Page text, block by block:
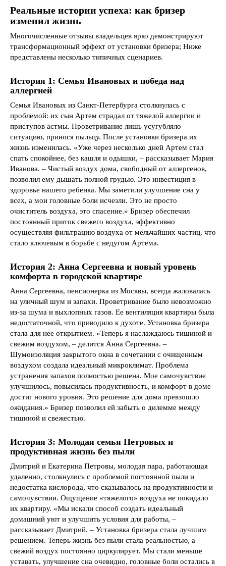
Реальные истории успеха: как бризер
изменил жизнь
Многочисленные отзывы владельцев ярко демонстрируют
трансформационный эффект от установки бризера; Ниже
представлены несколько типичных сценариев.
История 1: Семья Ивановых и победа над
аллергией
Семья Ивановых из Санкт-Петербурга столкнулась с
проблемой: их сын Артем страдал от тяжелой аллергии и
приступов астмы. Проветривание лишь усугубляло
ситуацию, принося пыльцу. После установки бризера их
жизнь изменилась. «Уже через несколько дней Артем стал
спать спокойнее, без кашля и одышки, – рассказывает Мария
Иванова. – Чистый воздух дома, свободный от аллергенов,
позволил ему дышать полной грудью. Это инвестиция в
здоровье нашего ребенка. Мы заметили улучшение сна у
всех, а мои головные боли исчезли. Это не просто
очиститель воздуха, это спасение.» Бризер обеспечил
постоянный приток свежего воздуха, эффективно
осуществляя фильтрацию воздуха от мельчайших частиц, что
стало ключевым в борьбе с недугом Артема.
История 2: Анна Сергеевна и новый уровень
комфорта в городской квартире
Анна Сергеевна, пенсионерка из Москвы, всегда жаловалась
на уличный шум и запахи. Проветривание было невозможно
из-за шума и выхлопных газов. Ее вентиляция квартиры была
недостаточной, что приводило к духоте. Установка бризера
стала для нее открытием. «Теперь я наслаждаюсь тишиной и
свежим воздухом, – делится Анна Сергеевна. –
Шумоизоляция закрытого окна в сочетании с очищенным
воздухом создала идеальный микроклимат. Проблема
устранения запахов полностью решена. Мое самочувствие
улучшилось, повысилась продуктивность, и комфорт в доме
достиг нового уровня. Это решение для дома превзошло
ожидания.» Бризер позволил ей забыть о дилемме между
тишиной и свежестью.
История 3: Молодая семья Петровых и
продуктивная жизнь без пыли
Дмитрий и Екатерина Петровы, молодая пара, работающая
удаленно, столкнулись с проблемой постоянной пыли и
недостатка кислорода, что сказывалось на продуктивности и
самочувствии. Ощущение «тяжелого» воздуха не покидало
их квартиру. «Мы искали способ создать идеальный
домашний уют и улучшить условия для работы, –
рассказывает Дмитрий. – Установка бризера стала лучшим
решением. Теперь жизнь без пыли стала реальностью, а
свежий воздух постоянно циркулирует. Мы стали меньше
уставать, улучшение сна очевидно, головные боли остались в